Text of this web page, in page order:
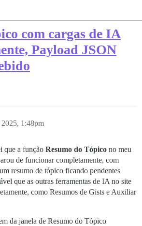
com cargas de IA
Payload JSON
1:48pm
que a função Resumo do Tópico no meu
de funcionar completamente, com
resumo de tópico ficando pendentes
que as outras ferramentas de IA no site
como Resumos de Gists e Auxiliar
da janela de Resumo do Tópico